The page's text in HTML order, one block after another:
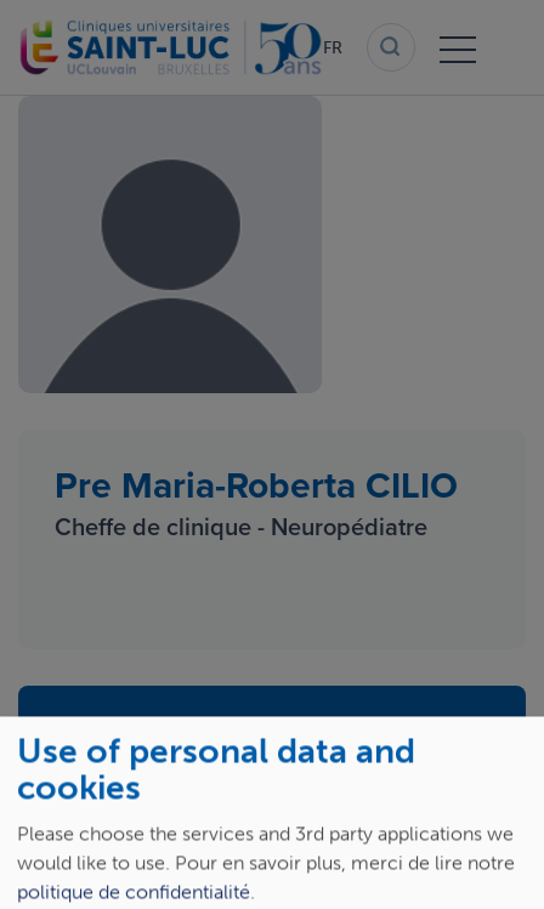
au
contenu
FR
Pre Maria-Roberta CILIO
Cheffe de clinique - Neuropédiatre
Prendre rendez-vous
+32 2 764 19 20
Use of personal data and
cookies
Please choose the services and 3rd party applications we
would like to use. Pour en savoir plus, merci de lire notre
politique de confidentialité.